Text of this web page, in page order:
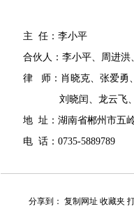
主 任：李小平
合伙人：李小平、周进
律
师：肖晓克、张爱勇
刘晓闰、龙云飞
地 址：湖南省郴州市五
电 话： 0735-5889789
分享到： 复制网址 收藏夹